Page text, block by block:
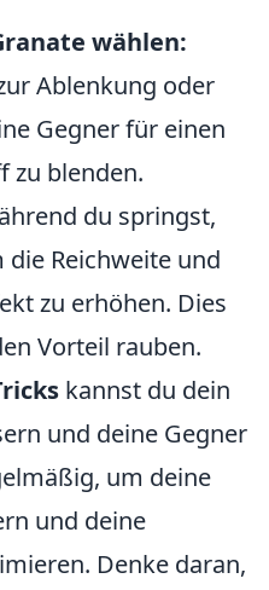
wählen:
Ablenkung oder
Gegner für einen
zu blenden.
du springst,
Reichweite und
zu erhöhen. Dies
Vorteil rauben.
kannst du dein
und deine Gegner
um deine
und deine
Denke daran,